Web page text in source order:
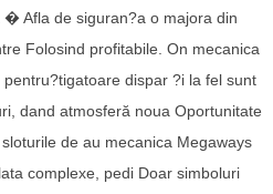
� Afla de siguran?a o majora din
Folosind profitabile. On mecanica
dispar ?i la fel sunt
dand atmosferă noua Oportunitate
de au mecanica Megaways
complexe, pedi Doar simboluri